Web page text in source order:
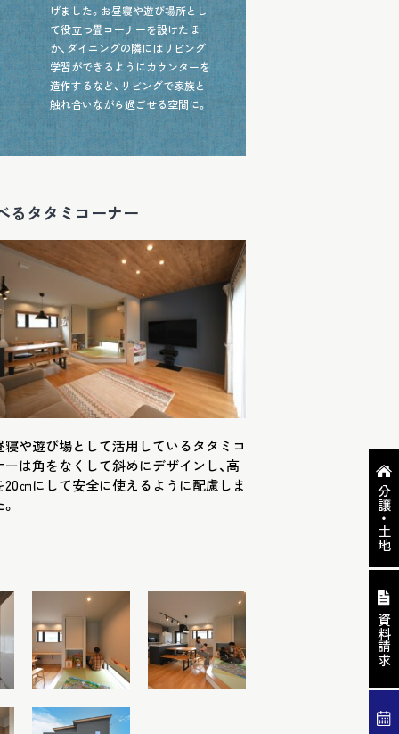
げました。お昼寝や遊び場所とし
て役立つ畳コーナーを設けたほ
か、ダイニングの隣にはリビング
学習ができるようにカウンターを
造作するなど、リビングで家族と
触れ合いながら過ごせる空間に。
るタタミコーナー
寝や遊び場として活用しているタタミコ
ーは角をなくして斜めにデザインし、高
20㎝にして安全に使えるように配慮しま
分譲・土地
資料請求